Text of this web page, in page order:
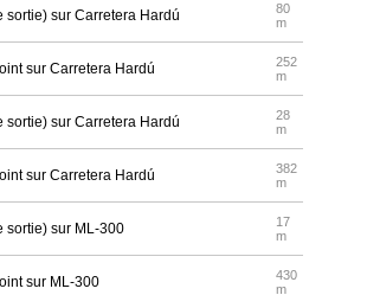
sortie) sur Carretera Hardú
80
m
sur Carretera Hardú
252
m
sortie) sur Carretera Hardú
28
m
sur Carretera Hardú
382
m
sortie) sur ML-300
17
m
sur ML-300
430
m